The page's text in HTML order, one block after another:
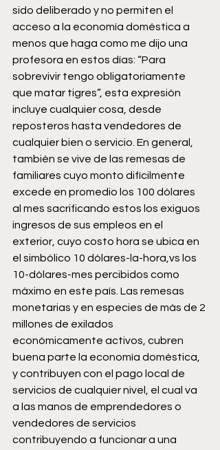
sido deliberado y no permiten el
acceso a la economía doméstica a
menos que haga como me dijo una
profesora en estos días: “Para
sobrevivir tengo obligatoriamente
que matar tigres”, esta expresión
incluye cualquier cosa, desde
reposteros hasta vendedores de
cualquier bien o servicio. En general,
también se vive de las remesas de
familiares cuyo monto difícilmente
excede en promedio los 100 dólares
al mes sacrificando estos los exiguos
ingresos de sus empleos en el
exterior, cuyo costo hora se ubica en
el simbólico 10 dólares-la-hora,vs los
10-dólares-mes percibidos como
máximo en este país. Las remesas
monetarias y en especies de más de 2
millones de exilados
económicamente activos, cubren
buena parte la economía doméstica,
y contribuyen con el pago local de
servicios de cualquier nivel, el cual va
a las manos de emprendedores o
vendedores de servicios
contribuyendo a funcionar a una